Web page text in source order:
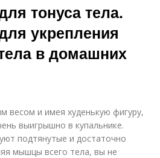
тонуса тела.
укрепления
в домашних
весом и имея худенькую фигуру,
выигрышно в купальнике.
подтянутые и достаточно
мышцы всего тела, вы не